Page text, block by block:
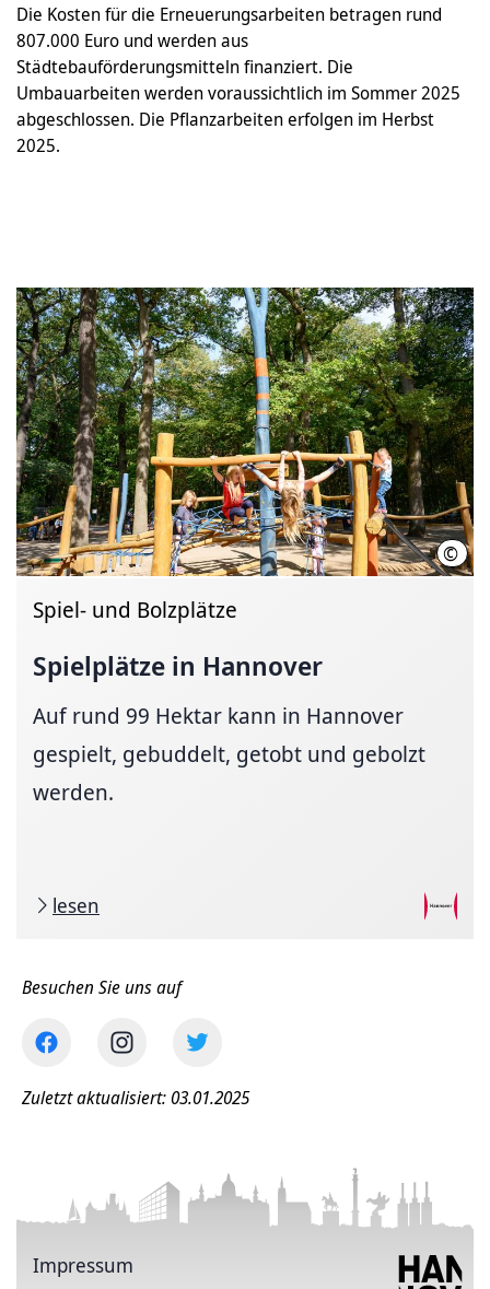
Die Kosten für die Erneuerungsarbeiten betragen rund
807.000 Euro und werden aus
Städtebauförderungsmitteln finanziert. Die
Umbauarbeiten werden voraussichtlich im Sommer 2025
abgeschlossen. Die Pflanzarbeiten erfolgen im Herbst
2025.
©
Spiel- und Bolzplätze
Spielplätze in Hannover
Auf rund 99 Hektar kann in Hannover
gespielt, gebuddelt, getobt und gebolzt
werden.
lesen
Besuchen Sie uns auf
Zuletzt aktualisiert: 03.01.2025
Impressum